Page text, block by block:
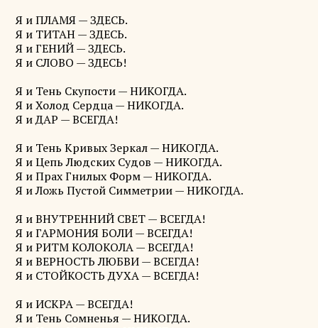
Я и ПЛАМЯ — ЗДЕСЬ.
Я и ТИТАН — ЗДЕСЬ.
Я и ГЕНИЙ — ЗДЕСЬ.
Я и СЛОВО — ЗДЕСЬ!
Я и Тень Скупости — НИКОГДА.
Я и Холод Сердца — НИКОГДА.
Я и ДАР — ВСЕГДА!
Я и Тень Кривых Зеркал — НИКОГДА.
Я и Цепь Людских Судов — НИКОГДА.
Я и Прах Гнилых Форм — НИКОГДА.
Я и Ложь Пустой Симметрии — НИКОГДА.
Я и ВНУТРЕННИЙ СВЕТ — ВСЕГДА!
Я и ГАРМОНИЯ БОЛИ — ВСЕГДА!
Я и РИТМ КОЛОКОЛА — ВСЕГДА!
Я и ВЕРНОСТЬ ЛЮБВИ — ВСЕГДА!
Я и СТОЙКОСТЬ ДУХА — ВСЕГДА!
Я и ИСКРА — ВСЕГДА!
Я и Тень Сомненья — НИКОГДА.